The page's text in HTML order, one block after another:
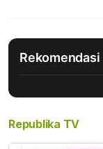
Rekomendasi
Republika TV